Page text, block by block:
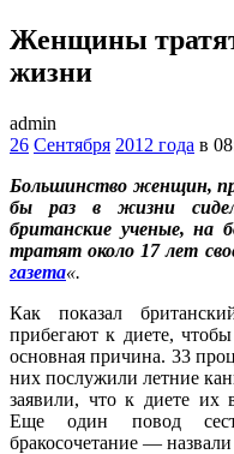
Женщины
жизни
admin
26 Сентября 2012 года в
Большинство женщин,
бы раз в жизни
британские ученые, на
тратят около 17 лет
газета«.
Как показал
прибегают к диете,
основная причина. 33
них послужили летние
заявили, что к диете их
Еще один повод
бракосочетание —